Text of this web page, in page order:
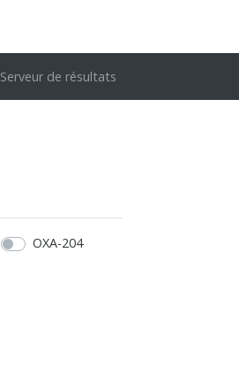
Serveur de résultats
OXA-204